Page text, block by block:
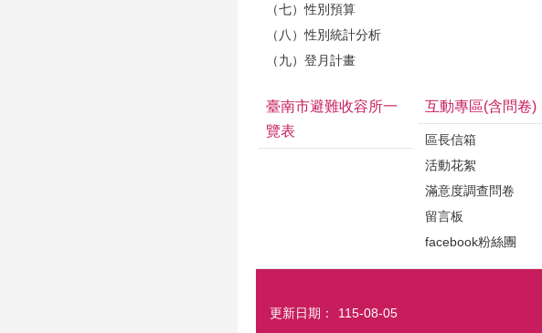
（七）性別預算
（八）性別統計分析
（九）登月計畫
臺南市避難收容所一
覽表
互動專區(含問卷)
區長信箱
活動花絮
滿意度調查問卷
留言板
facebook粉絲團
更新日期： 115-08-05